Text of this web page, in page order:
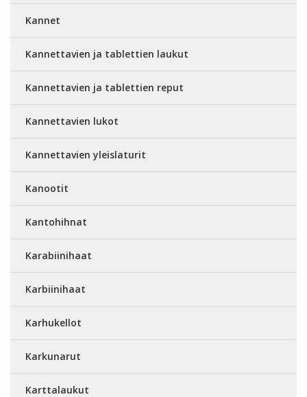
Kannet
Kannettavien ja tablettien laukut
Kannettavien ja tablettien reput
Kannettavien lukot
Kannettavien yleislaturit
Kanootit
Kantohihnat
Karabiinihaat
Karbiinihaat
Karhukellot
Karkunarut
Karttalaukut